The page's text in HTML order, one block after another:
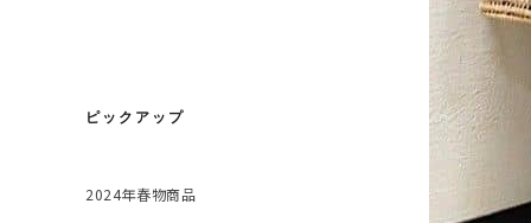
ピックアップ
2024年春物商品